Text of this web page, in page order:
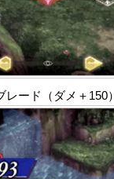
ード（ダメ＋150）